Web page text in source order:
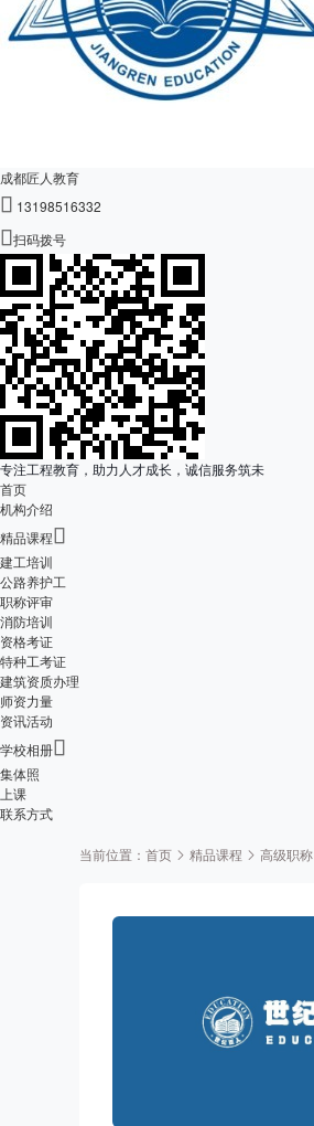
成都匠人教育
 13198516332
扫码拨号
专注工程教育，助力人才成长，诚信服务筑未
首页
机构介绍
精品课程
建工培训
公路养护工
职称评审
消防培训
资格考证
特种工考证
建筑资质办理
师资力量
资讯活动
学校相册
集体照
上课
联系方式
当前位置： 首页 精品课程 高级职称